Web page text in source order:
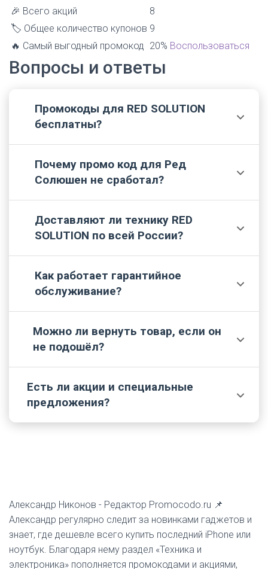
🎉 Всего акций
8
🏷️ Общее количество купонов 9
🔥 Самый выгодный промокод 20% Воспользоваться
Вопросы и ответы
Промокоды для RED SOLUTION
бесплатны?
Да, компания сама распространяет кодовые
слова для привлечения клиентов. Поэтому все
Почему промо код для Ред
Солюшен не сработал?
Зачастую купоны имеют ряд ограничений - по
сроку действия, минимальной сумме заказа или
значит вы не выполнили одно из условий акции.
Доставляют ли технику RED
SOLUTION по всей России?
Да, интернет-магазин реализует доставку
товаров по России, условия которой зависят от
Как работает гарантийное
обслуживание?
Гарантийное обслуживание производится через
авторизованных сервисных партнёров,
Можно ли вернуть товар, если он
не подошёл?
Да, возврат товара возможен в соответствии с
условиями обмена и возврата, указанными на
Есть ли акции и специальные
предложения?
Александр Никонов - Редактор Promocodo.ru 📌
Александр регулярно следит за новинками гаджетов и
знает, где дешевле всего купить последний iPhone или
ноутбук. Благодаря нему раздел «Техника и
электроника» пополняется промокодами и акциями,